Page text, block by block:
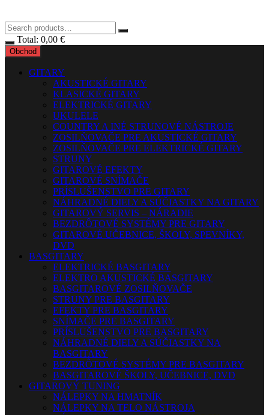
Total: 0,00 €
Obchod
GITARY
AKUSTICKÉ GITARY
KLASICKÉ GITARY
ELEKTRICKÉ GITARY
UKULELE
COUNTRY A INÉ STRUNOVÉ NÁSTROJE
ZOSILŇOVAČE PRE AKUSTICKÉ GITARY
ZOSILŇOVAČE PRE ELEKTRICKÉ GITARY
STRUNY
GITAROVÉ EFEKTY
GITAROVÉ SNÍMAČE
PRÍSLUŠENSTVO PRE GITARY
NÁHRADNÉ DIELY A SÚČIASTKY NA GITARY
GITAROVÝ SERVIS – NÁRADIE
BEZDRÔTOVÉ SYSTÉMY PRE GITARY
GITAROVÉ UČEBNICE, ŠKOLY, SPEVNÍKY,
DVD
BASGITARY
ELEKTRICKÉ BASGITARY
ELEKTRO AKUSTICKÉ BASGITARY
BASGITAROVÉ ZOSILŇOVAČE
STRUNY PRE BASGITARY
EFEKTY PRE BASGITARY
SNÍMAČE PRE BASGITARY
PRÍSLUŠENSTVO PRE BASGITARY
NÁHRADNÉ DIELY A SÚČIASTKY NA
BASGITARY
BEZDRÔTOVÉ SYSTÉMY PRE BASGITARY
BASGITAROVÉ ŠKOLY, UČEBNICE, DVD
GITAROVÝ TUNING
NÁLEPKY NA HMATNÍK
NÁLEPKY NA TELO NÁSTROJA